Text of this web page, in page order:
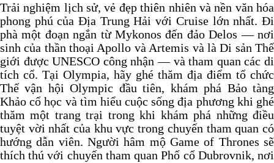
Trải nghiệm lịch sử, vẻ đẹp thiên nhiên và nền văn hóa
phong phú của Địa Trung Hải với Cruise lớn nhất. Đi
phà một đoạn ngắn từ Mykonos đến đảo Delos — nơi
sinh của thần thoại Apollo và Artemis và là Di sản Thế
giới được UNESCO công nhận — và tham quan các di
tích cổ. Tại Olympia, hãy ghé thăm địa điểm tổ chức
Thế vận hội Olympic đầu tiên, khám phá Bảo tàng
Khảo cổ học và tìm hiểu cuộc sống địa phương khi ghé
thăm một trang trại trong khi khám phá những điều
tuyệt vời nhất của khu vực trong chuyến tham quan có
hướng dẫn viên. Người hâm mộ Game of Thrones sẽ
thích thú với chuyến tham quan Phố cổ Dubrovnik, nơi